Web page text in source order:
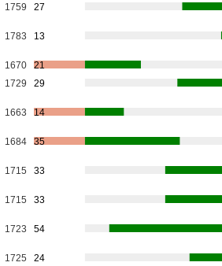
1759 27
1783 13
1670
21
1729 29
1663 14
1684 35
1715 33
1715 33
1723 54
1725 24